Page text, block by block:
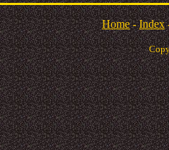
Home-Index